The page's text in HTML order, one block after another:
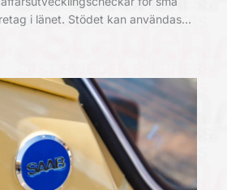
i länet. Stödet kan användas…